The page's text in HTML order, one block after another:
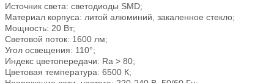
Источник света: светодиоды SMD;
Материал корпуса: литой алюминий, закаленное стекло;
Мощность: 20 Вт;
Световой поток: 1600 лм;
Угол освещения: 110°;
Индекс цветопередачи: Ra > 80;
Цветовая температура: 6500 К;